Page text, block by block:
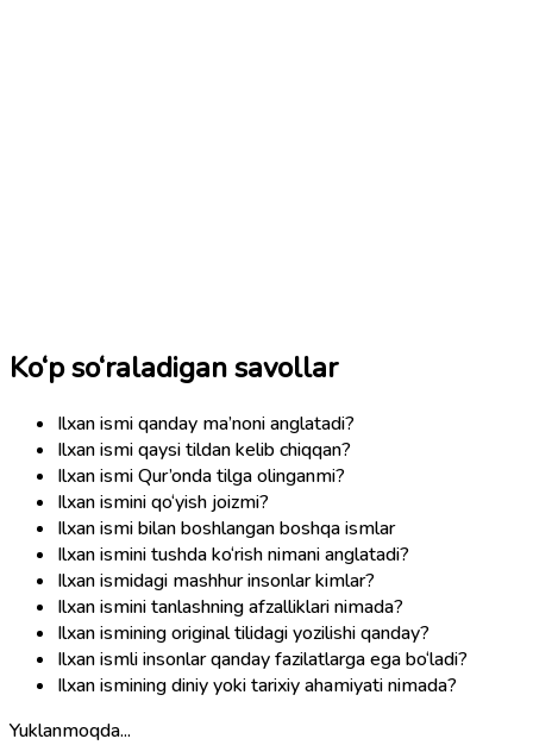
Ko‘p so‘raladigan savollar
Ilxan ismi qanday ma’noni anglatadi?
Ilxan ismi qaysi tildan kelib chiqqan?
Ilxan ismi Qur’onda tilga olinganmi?
Ilxan ismini qo‘yish joizmi?
Ilxan ismi bilan boshlangan boshqa ismlar
Ilxan ismini tushda ko‘rish nimani anglatadi?
Ilxan ismidagi mashhur insonlar kimlar?
Ilxan ismini tanlashning afzalliklari nimada?
Ilxan ismining original tilidagi yozilishi qanday?
Ilxan ismli insonlar qanday fazilatlarga ega bo‘ladi?
Ilxan ismining diniy yoki tarixiy ahamiyati nimada?
Yuklanmoqda...